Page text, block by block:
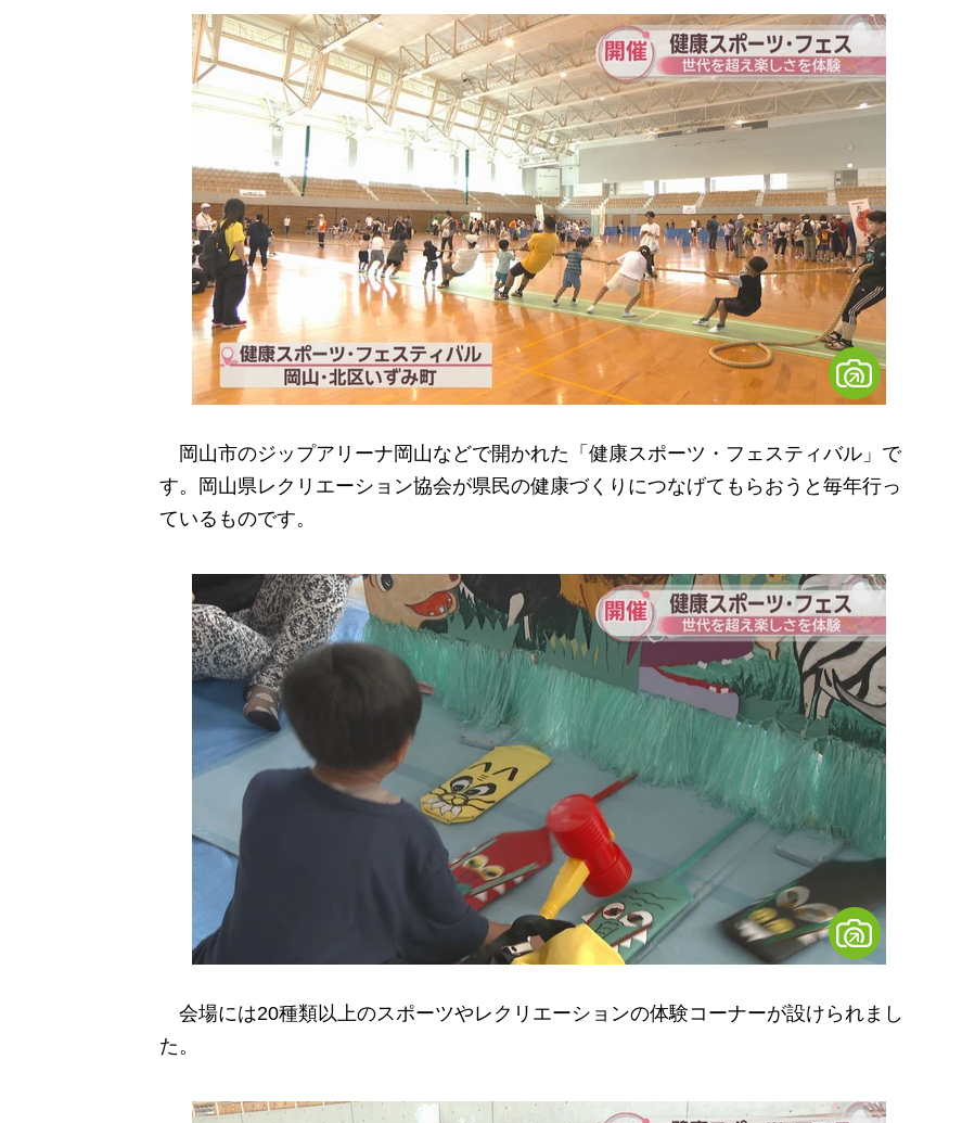
岡山市のジップアリーナ岡山などで開かれた「健康スポーツ・フェスティバル」で
す。岡山県レクリエーション協会が県民の健康づくりにつなげてもらおうと毎年行っ
ているものです。
会場には20種類以上のスポーツやレクリエーションの体験コーナーが設けられまし
た。